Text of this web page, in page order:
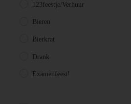
123feestje/Verhuur
Bieren
Bierkrat
Drank
Examenfeest!